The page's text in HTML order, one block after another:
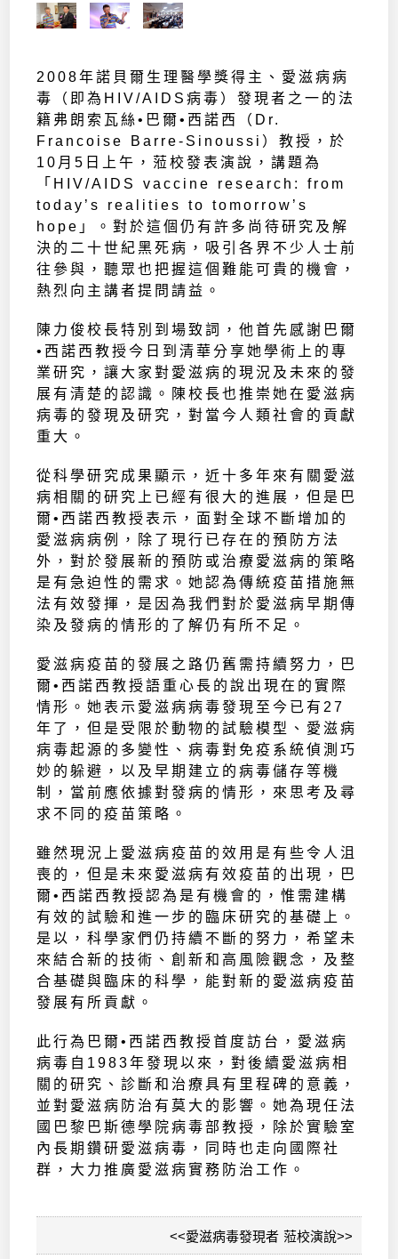
2008年諾貝爾生理醫學獎得主、愛滋病病
毒（即為HIV/AIDS病毒）發現者之一的法
籍弗朗索瓦絲•巴爾•西諾西（Dr.
Francoise Barre-Sinoussi）教授，於
10月5日上午，蒞校發表演說，講題為
「HIV/AIDS vaccine research: from
today’s realities to tomorrow’s
hope」。對於這個仍有許多尚待研究及解
決的二十世紀黑死病，吸引各界不少人士前
往參與，聽眾也把握這個難能可貴的機會，
熱烈向主講者提問請益。
陳力俊校長特別到場致詞，他首先感謝巴爾
•西諾西教授今日到清華分享她學術上的專
業研究，讓大家對愛滋病的現況及未來的發
展有清楚的認識。陳校長也推崇她在愛滋病
病毒的發現及研究，對當今人類社會的貢獻
重大。
從科學研究成果顯示，近十多年來有關愛滋
病相關的研究上已經有很大的進展，但是巴
爾•西諾西教授表示，面對全球不斷增加的
愛滋病病例，除了現行已存在的預防方法
外，對於發展新的預防或治療愛滋病的策略
是有急迫性的需求。她認為傳統疫苗措施無
法有效發揮，是因為我們對於愛滋病早期傳
染及發病的情形的了解仍有所不足。
愛滋病疫苗的發展之路仍舊需持續努力，巴
爾•西諾西教授語重心長的說出現在的實際
情形。她表示愛滋病病毒發現至今已有27
年了，但是受限於動物的試驗模型、愛滋病
病毒起源的多變性、病毒對免疫系統偵測巧
妙的躲避，以及早期建立的病毒儲存等機
制，當前應依據對發病的情形，來思考及尋
求不同的疫苗策略。
雖然現況上愛滋病疫苗的效用是有些令人沮
喪的，但是未來愛滋病有效疫苗的出現，巴
爾•西諾西教授認為是有機會的，惟需建構
有效的試驗和進一步的臨床研究的基礎上。
是以，科學家們仍持續不斷的努力，希望未
來結合新的技術、創新和高風險觀念，及整
合基礎與臨床的科學，能對新的愛滋病疫苗
發展有所貢獻。
此行為巴爾•西諾西教授首度訪台，愛滋病
病毒自1983年發現以來，對後續愛滋病相
關的研究、診斷和治療具有里程碑的意義，
並對愛滋病防治有莫大的影響。她為現任法
國巴黎巴斯德學院病毒部教授，除於實驗室
內長期鑽研愛滋病毒，同時也走向國際社
群，大力推廣愛滋病實務防治工作。
<<愛滋病毒發現者 蒞校演說>>